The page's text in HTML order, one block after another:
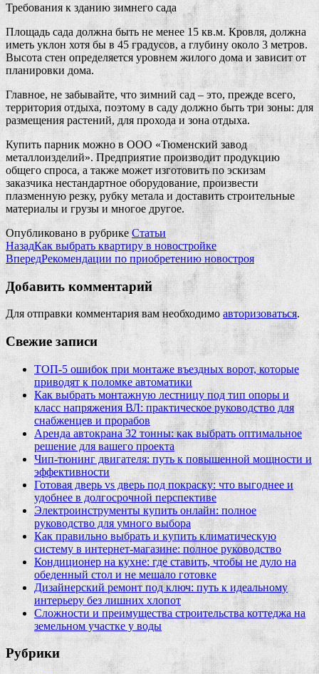
Требования к зданию зимнего сада
Площадь сада должна быть не менее 15 кв.м. Кровля, должна
иметь уклон хотя бы в 45 градусов, а глубину около 3 метров.
Высота стен определяется уровнем жилого дома и зависит от
планировки дома.
Главное, не забывайте, что зимний сад – это, прежде всего,
территория отдыха, поэтому в саду должно быть три зоны: для
размещения растений, для прохода и зона отдыха.
Купить парник можно в ООО «Тюменский завод
металлоизделий». Предприятие производит продукцию
общего спроса, а также может изготовить по эскизам
заказчика нестандартное оборудование, произвести
плазменную резку, рубку метала и доставить строительные
материалы и грузы и многое другое.
Опубликовано в рубрикеСтатьи
НазадКак выбрать квартиру в новостройке
ВпередРекомендации по приобретению новостроя
Добавить комментарий
Для отправки комментария вам необходимо авторизоваться.
Свежие записи
ТОП-5 ошибок при монтаже въездных ворот, которые
приводят к поломке автоматики
Как выбрать монтажную лестницу под тип опоры и
класс напряжения ВЛ: практическое руководство для
снабженцев и прорабов
Аренда автокрана 32 тонны: как выбрать оптимальное
решение для вашего проекта
Чип‑тюнинг двигателя: путь к повышенной мощности и
эффективности
Готовая дверь vs дверь под покраску: что выгоднее и
удобнее в долгосрочной перспективе
Электроинструменты купить онлайн: полное
руководство для умного выбора
Как правильно выбрать и купить климатическую
систему в интернет‑магазине: полное руководство
Кондиционер на кухне: где ставить, чтобы не дуло на
обеденный стол и не мешало готовке
Дизайнерский ремонт под ключ: путь к идеальному
интерьеру без лишних хлопот
Сложности и преимущества строительства коттеджа на
земельном участке у воды
Рубрики